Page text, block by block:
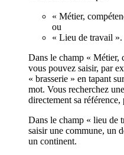
« Métier,
ou
« Lieu de travail ».
Dans le champ « Métier,
vous pouvez saisir, par
« brasserie » en tapant
mot. Vous recherchez
directement sa
Dans le champ « lieu de
saisir une commune, un
un continent.